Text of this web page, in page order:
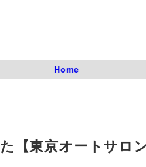
Home
【東京オートサロン